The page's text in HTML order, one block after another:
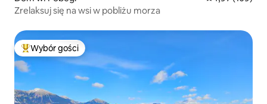
Zrelaksuj się na wsi w pobliżu morza
Najpopularniejsze z kategorii Wybór gości
Wybór gości